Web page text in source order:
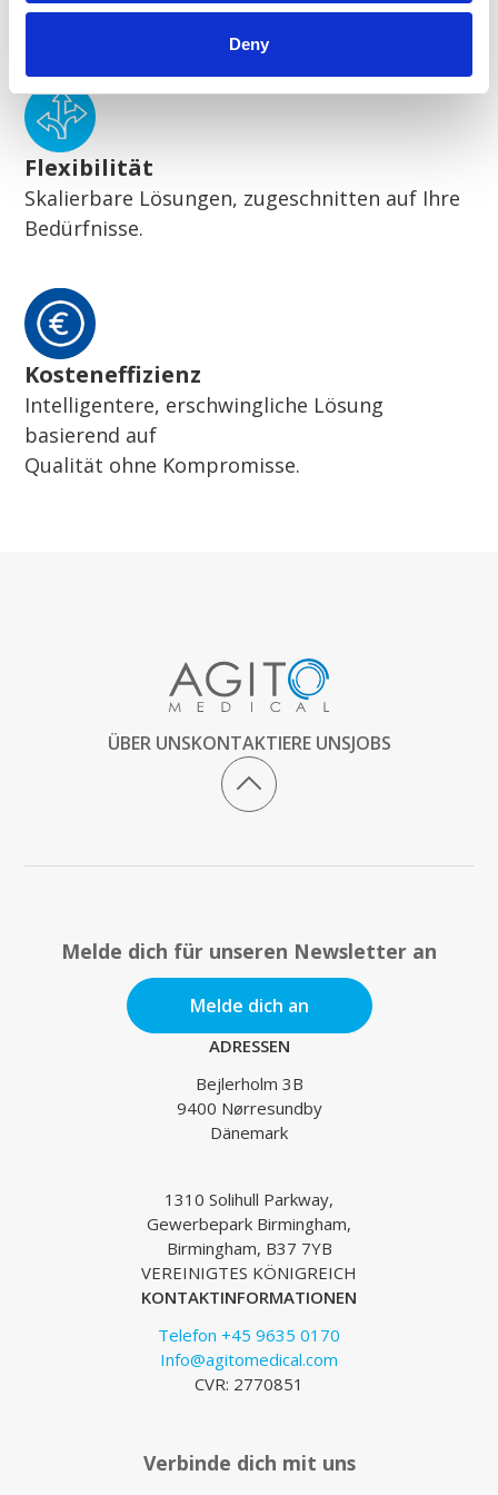
Deny
Wegweisende nachhaltige Lösungen
Flexibilität
Skalierbare Lösungen, zugeschnitten auf Ihre
Bedürfnisse.
Kosteneffizienz
Intelligentere, erschwingliche Lösung
basierend auf
Qualität ohne Kompromisse.
ÜBER UNSKONTAKTIERE UNSJOBS
Melde dich für unseren Newsletter an
Melde dich an
ADRESSEN
Bejlerholm 3B
9400 Nørresundby
Dänemark
1310 Solihull Parkway,
Gewerbepark Birmingham,
Birmingham, B37 7YB
VEREINIGTES KÖNIGREICH
KONTAKTINFORMATIONEN
Telefon +45 9635 0170
Info@agitomedical.com
CVR: 2770851
Verbinde dich mit uns